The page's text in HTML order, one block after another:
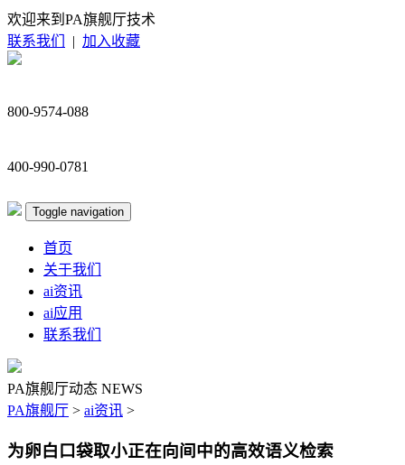
欢迎来到PA旗舰厅技术
联系我们
| 加入收藏
800-9574-088
400-990-0781
Toggle navigation
首页
关于我们
ai资讯
ai应用
联系我们
PA旗舰厅动态 NEWS
PA旗舰厅 > ai资讯 >
为卵白口袋取小正在向间中的高效语义检索